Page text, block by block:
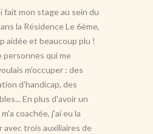
fait mon stage au sein du
la Résidence Le 6ème,
aidée et beaucoup plu !
personnes qui me
m'occuper : des
d'handicap, des
En plus d'avoir un
coachée, j'ai eu la
avec trois auxiliaires de